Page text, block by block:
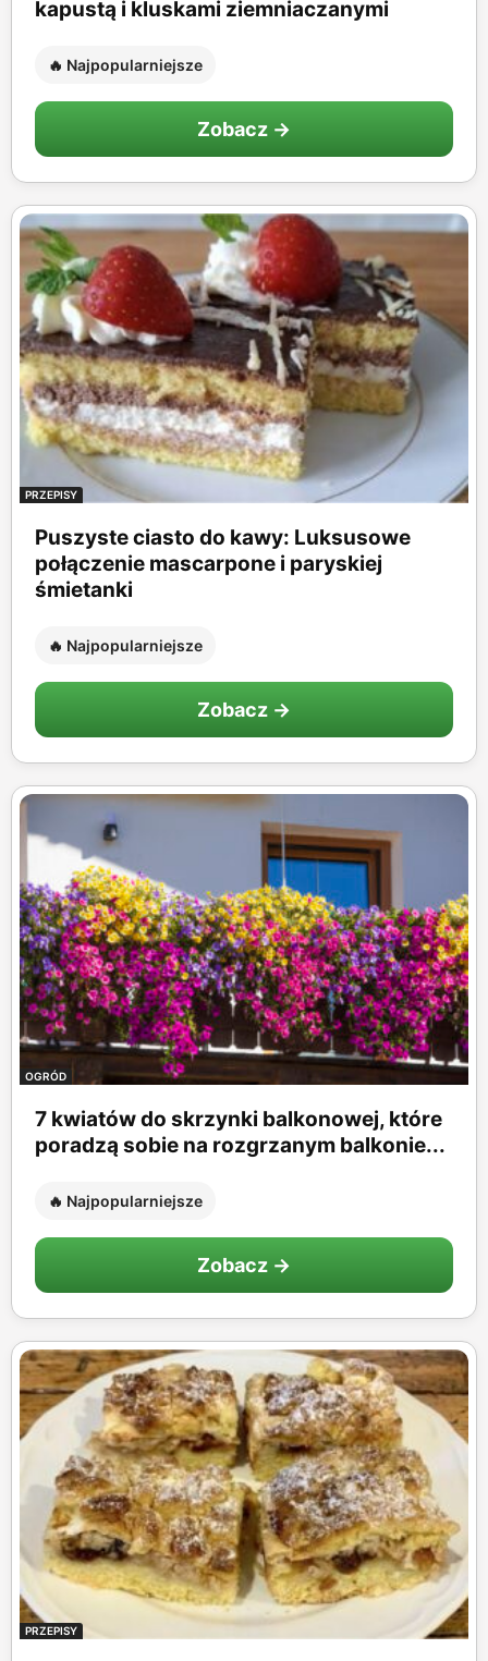
kapustą i kluskami ziemniaczanymi
🔥 Najpopularniejsze
Zobacz →
PRZEPISY
Puszyste ciasto do kawy: Luksusowe
połączenie mascarpone i paryskiej
śmietanki
🔥 Najpopularniejsze
Zobacz →
OGRÓD
7 kwiatów do skrzynki balkonowej, które
poradzą sobie na rozgrzanym balkonie...
🔥 Najpopularniejsze
Zobacz →
PRZEPISY